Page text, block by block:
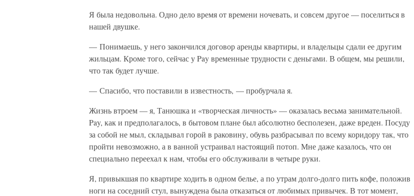
Я была недовольна. Одно дело время от времени ночевать, и совсем другое — поселиться в
нашей двушке.
— Понимаешь, у него закончился договор аренды квартиры, и владельцы сдали ее другим
жильцам. Кроме того, сейчас у Pay временные трудности с деньгами. В общем, мы решили,
что так будет лучше.
— Спасибо, что поставили в известность, — пробурчала я.
Жизнь втроем — я, Танюшка и «творческая личность» — оказалась весьма занимательной.
Pay, как и предполагалось, в бытовом плане был абсолютно бесполезен, даже вреден. Посуду
за собой не мыл, складывал горой в раковину, обувь разбрасывал по всему коридору так, что
пройти невозможно, а в ванной устраивал настоящий потоп. Мне даже казалось, что он
специально переехал к нам, чтобы его обслуживали в четыре руки.
Я, привыкшая по квартире ходить в одном белье, а по утрам долго-долго пить кофе, положив
ноги на соседний стул, вынуждена была отказаться от любимых привычек. В тот момент,